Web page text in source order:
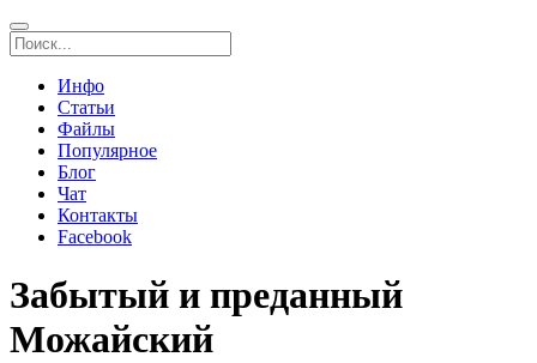
Инфо
Статьи
Файлы
Популярное
Блог
Чат
Контакты
Facebook
Забытый и преданный
Можайский